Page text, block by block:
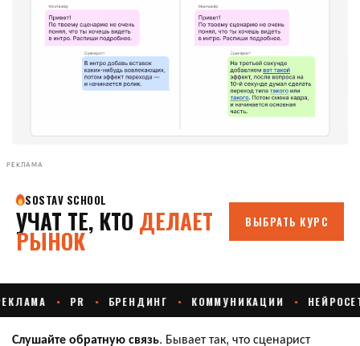
РЕКЛАМА
Слушайте обратную связь. Бывает так, что сценарист